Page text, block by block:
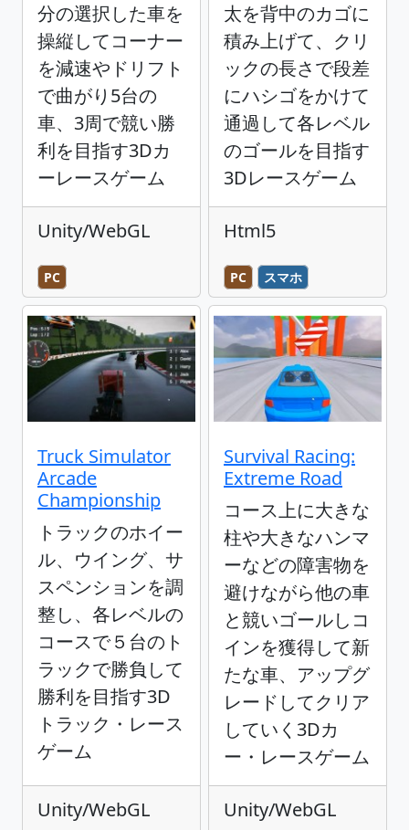
分の選択した車を
操縦してコーナー
を減速やドリフト
で曲がり5台の
車、3周で競い勝
利を目指す3Dカ
ーレースゲーム
Unity/WebGL
PC
太を背中のカゴに
積み上げて、クリ
ックの長さで段差
にハシゴをかけて
通過して各レベル
のゴールを目指す
3Dレースゲーム
Html5
PC スマホ
Truck Simulator
Arcade
Championship
トラックのホイー
ル、ウイング、サ
スペンションを調
整し、各レベルの
コースで５台のト
ラックで勝負して
勝利を目指す3D
トラック・レース
ゲーム
Unity/WebGL
Survival Racing:
Extreme Road
コース上に大きな
柱や大きなハンマ
ーなどの障害物を
避けながら他の車
と競いゴールしコ
インを獲得して新
たな車、アップグ
レードしてクリア
していく3Dカ
ー・レースゲーム
Unity/WebGL